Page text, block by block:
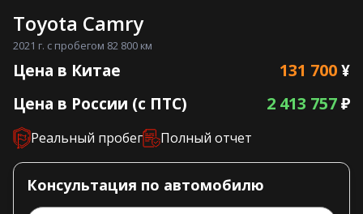
Toyota Camry
2021 г. с пробегом 82 800 км
Цена в Китае 131 700¥
Цена в России (с ПТС)
2 413 757₽
Реальный пробег Полный отчет
Консультация по автомобилю